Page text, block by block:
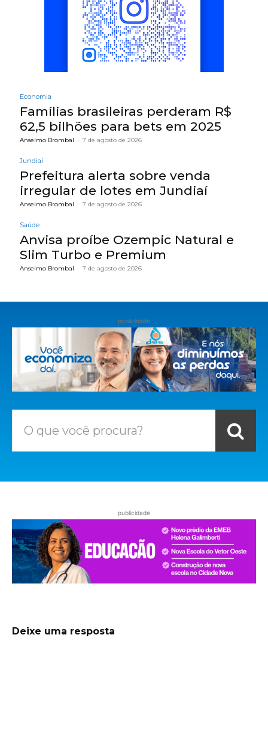
Economia
Famílias brasileiras perderam R$
62,5 bilhões para bets em 2025
Anselmo Brombal - 7 de agosto de 2026
Jundiaí
Prefeitura alerta sobre venda
irregular de lotes em Jundiaí
Anselmo Brombal - 7 de agosto de 2026
Saúde
Anvisa proíbe Ozempic Natural e
Slim Turbo e Premium
Anselmo Brombal - 7 de agosto de 2026
publicidade
O que você procura?
publicidade
Deixe uma resposta